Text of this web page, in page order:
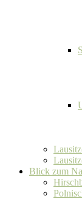
Blick zum